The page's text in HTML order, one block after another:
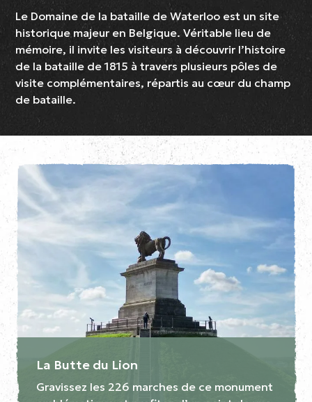
Le Domaine de la bataille de Waterloo est un site
historique majeur en Belgique. Véritable lieu de
mémoire, il invite les visiteurs à découvrir l’histoire
de la bataille de 1815 à travers plusieurs pôles de
visite complémentaires, répartis au cœur du champ
de bataille.
La Butte du Lion
Gravissez les 226 marches de ce monument